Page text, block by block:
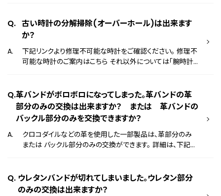
詳しくは以下のページをご確認ください。 保証について
※対象製品をご登録いただくことで、保証期間の延長や電子
スをご用意しております。詳しくは以下のページをご確認くだ
さい。 シチズンの会員制サービスについて
古い時計の分解掃除(オーバーホール)は出来ます
か？
下記リンクより修理不可能な時計をご確認ください。 修理不
可能な時計のご案内はこちら それ以外については「腕時計
浄、調整の他、劣化部品がある場合はその部品を交換しま
す。 ※交換用の部品がなく、修理できない場合がございます。
なお、交換用の部品の保有期間は生産終了後、約7年です。
革バンドがボロボロになってしまった。革バンドの革
部分のみの交換は出来ますか？ または 革バンドの
バックル部分のみを交換できますか？
クロコダイルなどの革を使用した一部製品は、革部分のみ
または バックル部分のみの交換ができます。 詳細は、下記お
ル部分をセットで交換させていただいております。
ウレタンバンドが切れてしまいました。ウレタン部分
のみの交換は出来ますか？